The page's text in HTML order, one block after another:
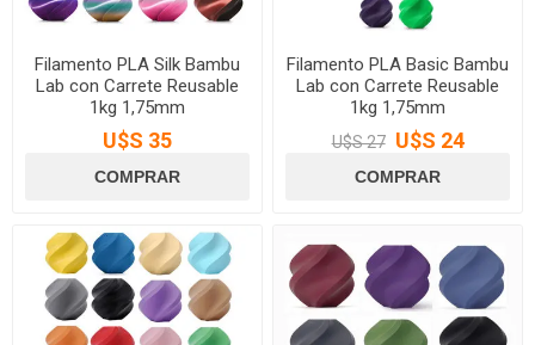
Filamento PLA Silk Bambu
Lab con Carrete Reusable
1kg 1,75mm
U$S 35
Filamento PLA Basic Bambu
Lab con Carrete Reusable
1kg 1,75mm
U$S 27 U$S 24